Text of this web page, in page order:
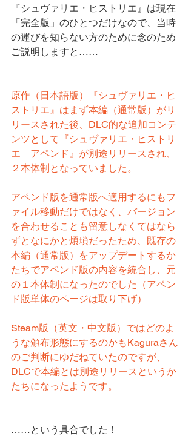
『シュヴァリエ・ヒストリエ』は現在
「完全版」のひとつだけなので、当時
の運びを知らない方のために念のため
ご説明しますと……
原作（日本語版）『シュヴァリエ・ヒ
ストリエ』はまず本編（通常版）がリ
リースされた後、DLC的な追加コンテ
ンツとして『シュヴァリエ・ヒストリ
エ　アペンド』が別途リリースされ、
２本体制となっていました。
アペンド版を通常版へ適用するにもフ
ァイル移動だけではなく、バージョン
を合わせることも留意しなくてはなら
ずとなにかと煩瑣だったため、既存の
本編（通常版）をアップデートするか
たちでアペンド版の内容を統合し、元
の１本体制になったのでした（アペン
ド版単体のページは取り下げ）
Steam版（英文・中文版）ではどのよ
うな頒布形態にするのかもKaguraさん
のご判断にゆだねていたのですが、
DLCで本編とは別途リリースというか
たちになったようです。
……という具合でした！